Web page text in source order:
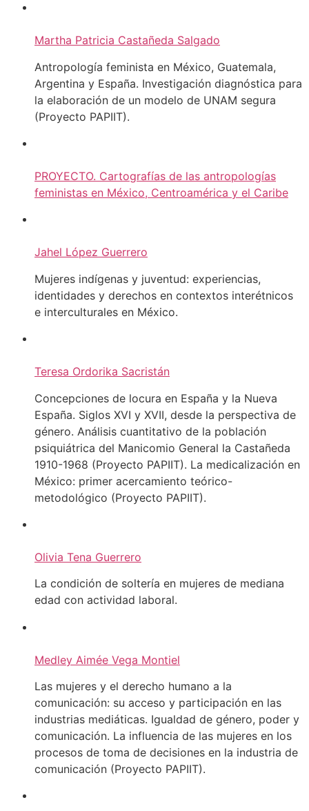
Martha Patricia Castañeda Salgado
Antropología feminista en México, Guatemala,
Argentina y España. Investigación diagnóstica para
la elaboración de un modelo de UNAM segura
(Proyecto PAPIIT).
PROYECTO. Cartografías de las antropologías
feministas en México, Centroamérica y el Caribe
Jahel López Guerrero
Mujeres indígenas y juventud: experiencias,
identidades y derechos en contextos interétnicos
e interculturales en México.
Teresa Ordorika Sacristán
Concepciones de locura en España y la Nueva
España. Siglos XVI y XVII, desde la perspectiva de
género. Análisis cuantitativo de la población
psiquiátrica del Manicomio General la Castañeda
1910-1968 (Proyecto PAPIIT). La medicalización en
México: primer acercamiento teórico-
metodológico (Proyecto PAPIIT).
Olivia Tena Guerrero
La condición de soltería en mujeres de mediana
edad con actividad laboral.
Medley Aimée Vega Montiel
Las mujeres y el derecho humano a la
comunicación: su acceso y participación en las
industrias mediáticas. Igualdad de género, poder y
comunicación. La influencia de las mujeres en los
procesos de toma de decisiones en la industria de
comunicación (Proyecto PAPIIT).